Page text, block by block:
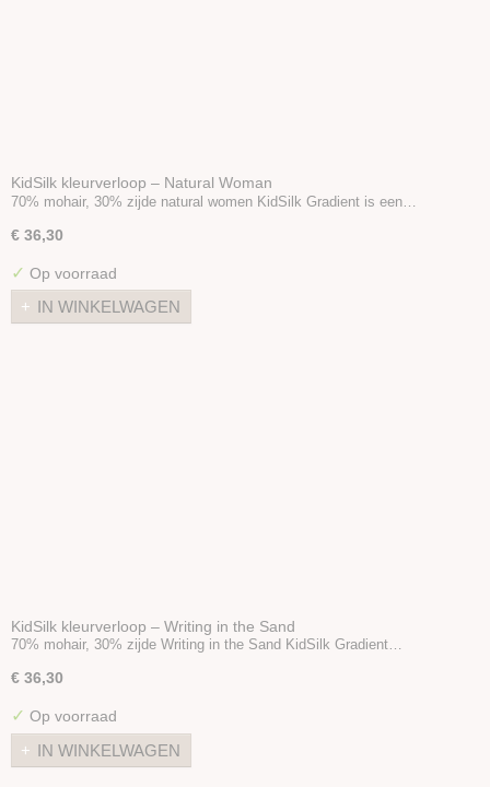
KidSilk kleurverloop – Natural Woman
70% mohair, 30% zijde natural women KidSilk Gradient is een…
€ 36,30
✓ Op voorraad
IN WINKELWAGEN
KidSilk kleurverloop – Writing in the Sand
70% mohair, 30% zijde Writing in the Sand KidSilk Gradient…
€ 36,30
✓ Op voorraad
IN WINKELWAGEN